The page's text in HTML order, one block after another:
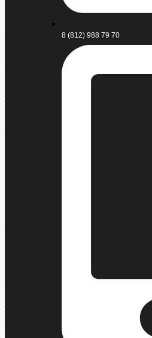
8 (812) 988 79 70